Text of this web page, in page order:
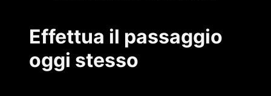
Effettua il passaggio
oggi stesso